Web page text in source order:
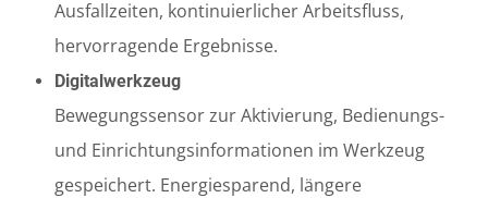
Ausfallzeiten, kontinuierlicher Arbeitsfluss,
hervorragende Ergebnisse.
Digitalwerkzeug
Bewegungssensor zur Aktivierung, Bedienungs-
und Einrichtungsinformationen im Werkzeug
gespeichert. Energiesparend, längere